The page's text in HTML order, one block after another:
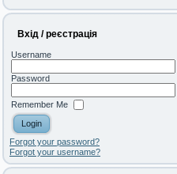
Вхід / реєстрація
Username
Password
Remember Me
Forgot your password?
Forgot your username?